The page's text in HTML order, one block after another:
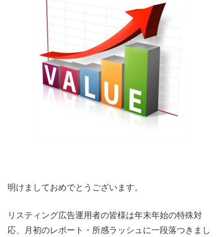
お問い合わせ
明けましておめでとうございます。
リスティング広告運用者の皆様は年末年始の特殊対
応、月初のレポート・所感ラッシュに一段落つきまし